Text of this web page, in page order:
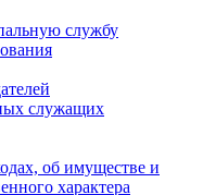
службу
служащих
об имуществе и
характера